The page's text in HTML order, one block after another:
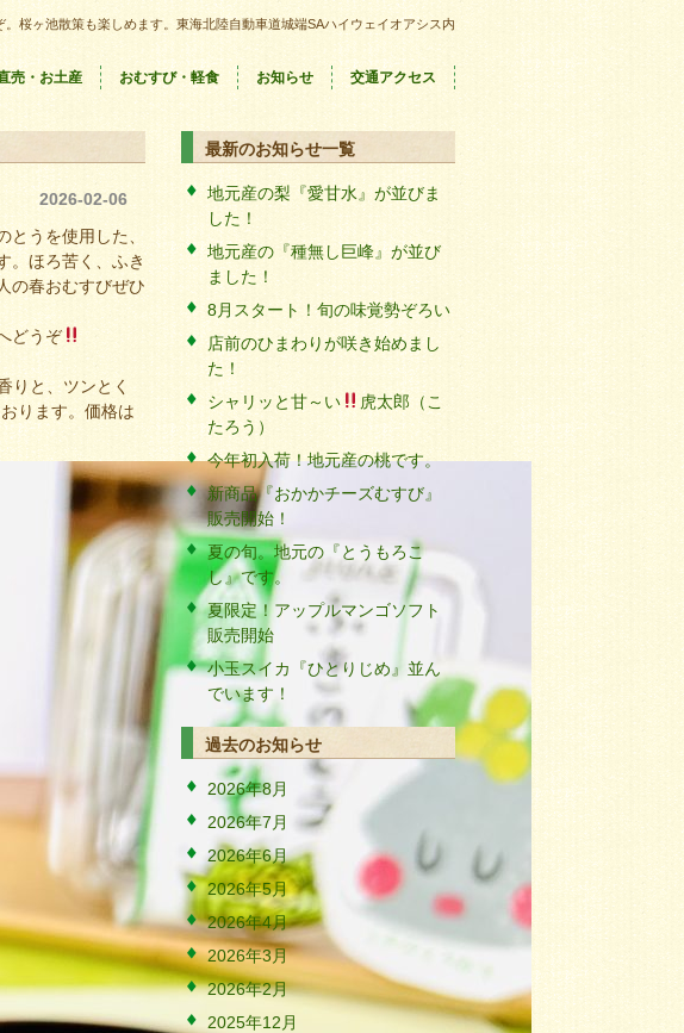
桜ヶ池散策も楽しめます。東海北陸自動車道城端SAハイウェイオアシス内
売・お土産 おむすび・軽食 お知らせ 交通アクセス
2026-02-06
うを使用した、
。ほろ苦く、ふき
の春おむすびぜひ
どうぞ
りと、ツンとく
ります。価格は
最新のお知らせ一覧
地元産の梨『愛甘水』が並びま
した！
地元産の『種無し巨峰』が並び
ました！
8月スタート！旬の味覚勢ぞろい
店前のひまわりが咲き始めまし
た！
シャリッと甘～い
虎太郎（こ
たろう）
今年初入荷！地元産の桃です。
新商品『おかかチーズむすび』
販売開始！
夏の旬。地元の『とうもろこ
し』です。
夏限定！アップルマンゴソフト
販売開始
小玉スイカ『ひとりじめ』並ん
でいます！
過去のお知らせ
2026年8月
2026年7月
2026年6月
2026年5月
2026年4月
2026年3月
2026年2月
2025年12月